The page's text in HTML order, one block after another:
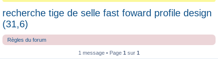
recherche tige de selle fast foward profile design
(31,6)
Règles du forum
1 message • Page 1 sur 1